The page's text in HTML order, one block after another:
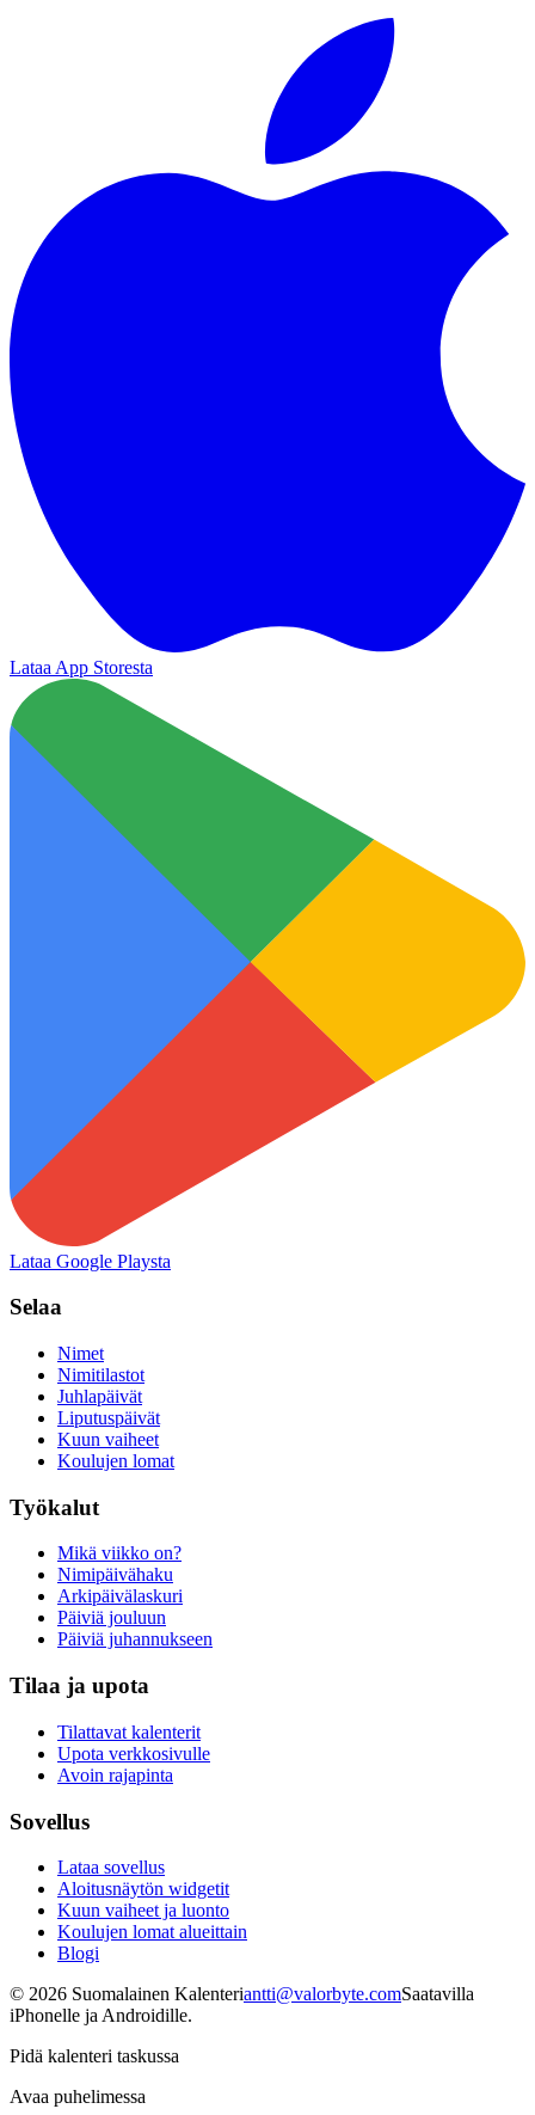
Lataa App Storesta
Lataa Google Playsta
Selaa
Nimet
Nimitilastot
Juhlapäivät
Liputuspäivät
Kuun vaiheet
Koulujen lomat
Työkalut
Mikä viikko on?
Nimipäivähaku
Arkipäivälaskuri
Päiviä jouluun
Päiviä juhannukseen
Tilaa ja upota
Tilattavat kalenterit
Upota verkkosivulle
Avoin rajapinta
Sovellus
Lataa sovellus
Aloitusnäytön widgetit
Kuun vaiheet ja luonto
Koulujen lomat alueittain
Blogi
© 2026 Suomalainen Kalenteriantti@valorbyte.comSaatavilla
iPhonelle ja Androidille.
Pidä kalenteri taskussa
Avaa puhelimessa